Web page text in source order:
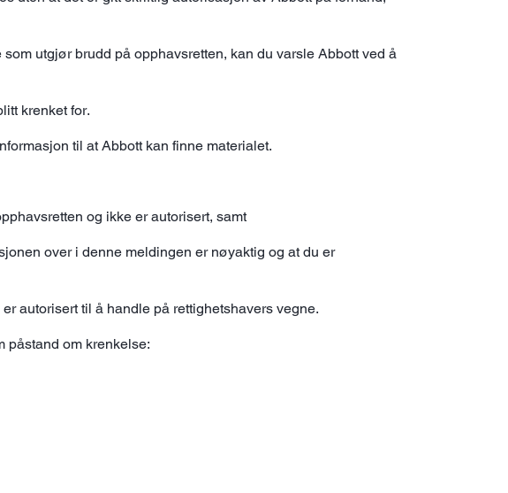
utgjør brudd på opphavsretten, kan du varsle Abbott ved å
krenket for.
til at Abbott kan finne materialet.
og ikke er autorisert, samt
over i denne meldingen er nøyaktig og at du er
autorisert til å handle på rettighetshavers vegne.
påstand om krenkelse: